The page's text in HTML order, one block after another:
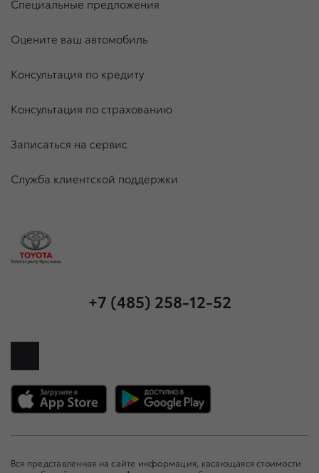
Специальные предложения
Оцените ваш автомобиль
Консультация по кредиту
Консультация по страхованию
Записаться на сервис
Служба клиентской поддержки
+7 (485) 258-12-52
Вся представленная на сайте информация, касающаяся стоимости